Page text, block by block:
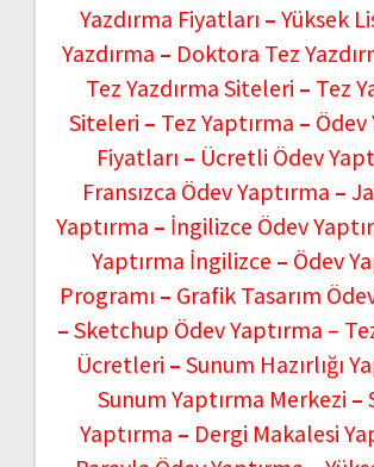
Yazdırma Fiyatları – Yüksek
Yazdırma – Doktora Tez
Tez Yazdırma Siteleri – Tez
Siteleri – Tez Yaptırma – Ödev
Fiyatları – Ücretli Ödev
Fransızca Ödev Yaptırma –
Yaptırma – İngilizce Ödev
Yaptırma İngilizce – Ödev
Programı – Grafik Tasarım
– Sketchup Ödev Yaptırma –
Ücretleri – Sunum Hazırlığı
Sunum Yaptırma Merkezi –
Yaptırma – Dergi Makalesi